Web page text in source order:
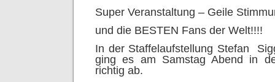
Super Veranstaltung – Geile
und die BESTEN Fans der Welt!!!!
In der Staffelaufstellung Stefan 
ging es am Samstag Abend in
richtig ab.